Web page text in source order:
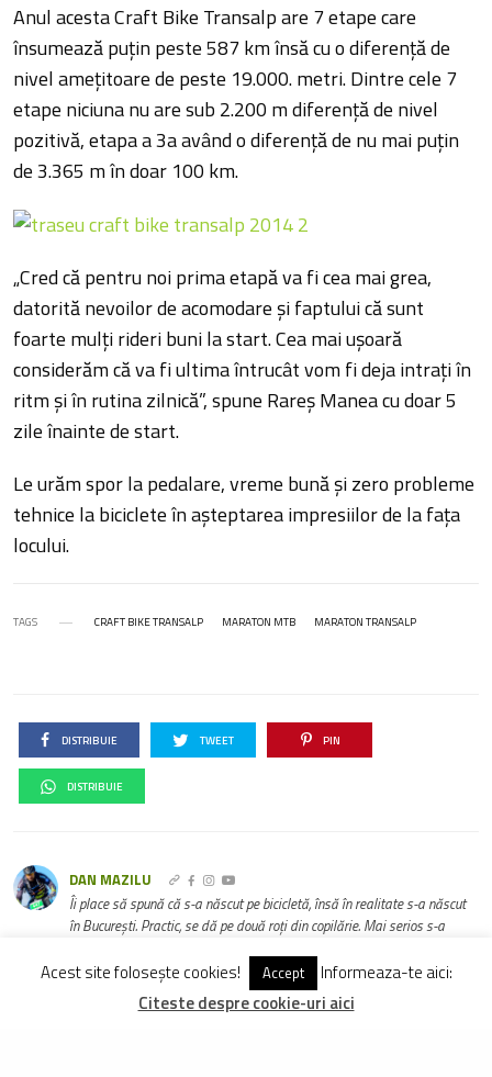
Anul acesta Craft Bike Transalp are 7 etape care
însumează puţin peste 587 km însă cu o diferenţă de
nivel ameţitoare de peste 19.000. metri. Dintre cele 7
etape niciuna nu are sub 2.200 m diferenţă de nivel
pozitivă, etapa a 3a având o diferenţă de nu mai puţin
de 3.365 m în doar 100 km.
„Cred că pentru noi prima etapă va fi cea mai grea,
datorită nevoilor de acomodare şi faptului că sunt
foarte mulţi rideri buni la start. Cea mai uşoară
considerăm că va fi ultima întrucât vom fi deja intraţi în
ritm şi în rutina zilnică”, spune Rareş Manea cu doar 5
zile înainte de start.
Le urăm spor la pedalare, vreme bună şi zero probleme
tehnice la biciclete în aşteptarea impresiilor de la faţa
locului.
TAGS CRAFT BIKE TRANSALP MARATON MTB MARATON TRANSALP
DAN MAZILU
Îi place să spună că s-a născut pe bicicletă, însă în realitate s-a născut
în București. Practic, se dă pe două roți din copilărie. Mai serios s-a
și dus la vârful Omu. Se mândrește că a fost primul care a făcut asta și
până în ziua de azi așteaptă să-i confirme cineva... Lăsând gluma la o
parte, Dan este unul din cei mai pasionați cicliști din România, la nivel
DISTRIBUIE TWEET PIN
DISTRIBUIE
Acest site folosește cookies! Accept
Informeaza-te aici:
Citeste despre cookie-uri aici